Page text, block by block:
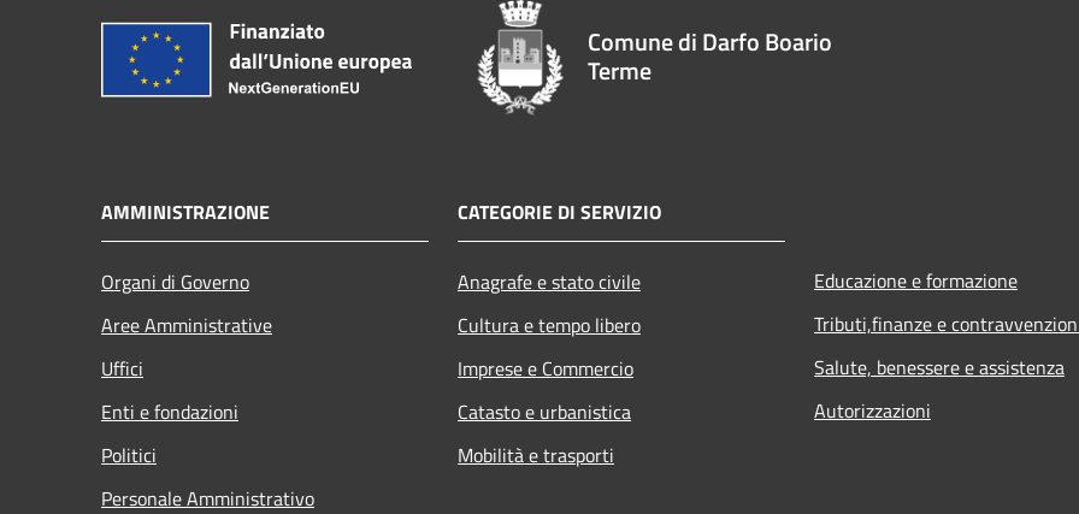
Comune di Darfo Boario
Terme
AMMINISTRAZIONE
Organi di Governo
Aree Amministrative
Uffici
Enti e fondazioni
Politici
Personale Amministrativo
CATEGORIE DI SERVIZIO
Anagrafe e stato civile
Cultura e tempo libero
Imprese e Commercio
Catasto e urbanistica
Mobilità e trasporti
Educazione e formazione
Tributi,finanze e
Salute, benessere e assistenza
Autorizzazioni